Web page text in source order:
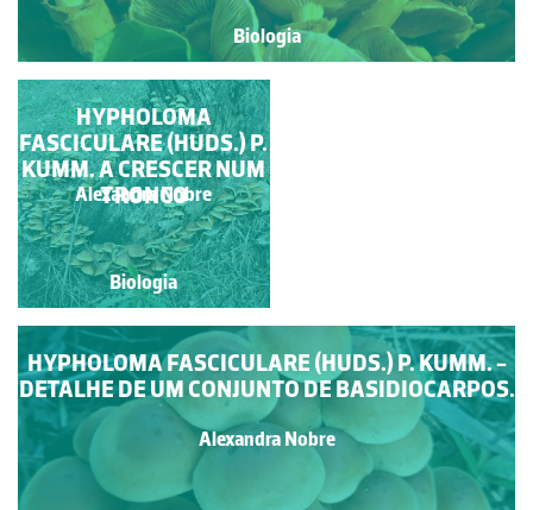
Biologia
DETALHE DO
BASIDIOCARPO
Alexandra Nobre
Biologia
HYPHOLOMA
FASCICULARE (HUDS.) P.
KUMM. A CRESCER NUM
TRONCO
Alexandra Nobre
Biologia
HYPHOLOMA FASCICULARE (HUDS.) P. KUMM. -
DETALHE DE UM CONJUNTO DE BASIDIOCARPOS.
Alexandra Nobre